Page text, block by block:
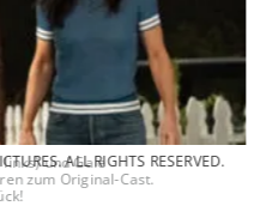
und Gale
zum Original-Cast.
ALL RIGHTS RESERVED.